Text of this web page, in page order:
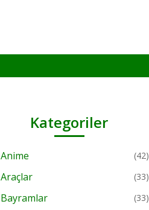
Kategoriler
Anime (42)
Araçlar (33)
Bayramlar (33)